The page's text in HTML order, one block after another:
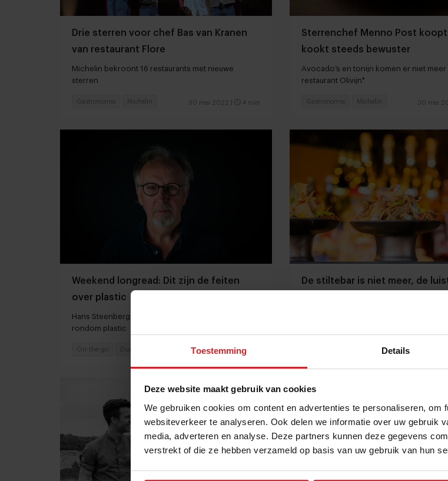
Toestemming Details
Deze website maakt gebruik van cookies
We gebruiken cookies om content en advertenties te personaliseren, om
websiteverkeer te analyseren. Ook delen we informatie over uw gebruik
media, adverteren en analyse. Deze partners kunnen deze gegevens
verstrekt of die ze hebben verzameld op basis van uw gebruik van hun
Drie sterren voor chef Bas van Kranen
van restaurant Flore
Michelin bekroont 16 restaurants met nieuwe
sterren
30 mei 2022 4 min
Gastronomie Michelin
Sterrenchef Menno Post koopt
kookt steeds bewuster
Avocado’s en tonijn komen er niet meer
restaurant Olivijn*
30 mei
Gastronomie Michelin
Weekend longread: Dit zijn de feiten
over plastic
Hans Steenbergen verdiept zich in de problemen
rondom plastic
28 mei 2022| 13 min
On-the-go
De stiltebar is niet meer, de
Concepten